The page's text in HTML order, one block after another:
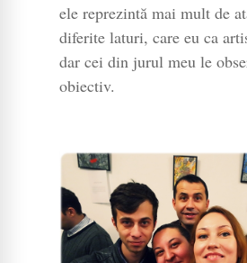
ele reprezintă mai mult de
diferite laturi, care eu ca
dar cei din jurul meu le
obiectiv.